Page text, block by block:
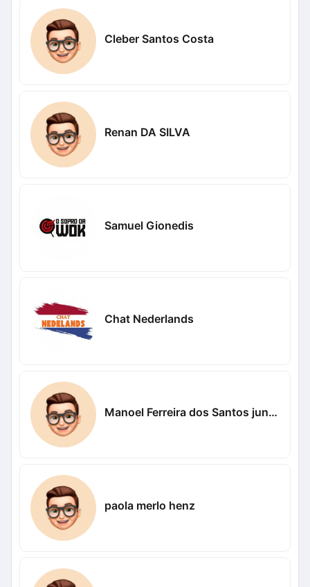
Cleber Santos Costa
Renan DA SILVA
Samuel Gionedis
Chat Nederlands
Manoel Ferreira dos Santos junior
paola merlo henz